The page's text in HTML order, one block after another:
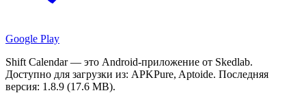
Google Play
Shift Calendar — это Android-приложение от Skedlab.
Доступно для загрузки из: APKPure, Aptoide. Последняя
версия: 1.8.9 (17.6 MB).